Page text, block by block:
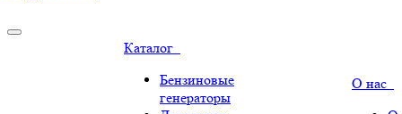
Каталог
Бензиновые
генераторы
О нас